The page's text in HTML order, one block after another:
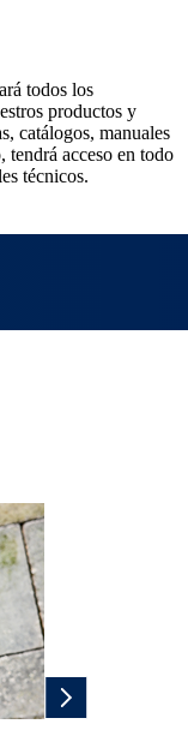
todos los
productos y
catálogos, manuales
tendrá acceso en todo
técnicos.